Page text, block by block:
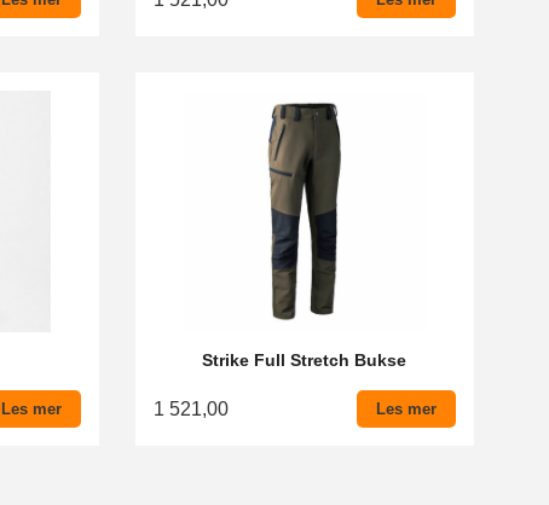
Les mer
Strike Full Stretch Bukse
1 521,00 Les mer